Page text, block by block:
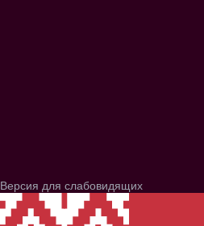
Версия для слабовидящих